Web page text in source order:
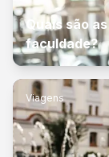
Quais são
faculdade?
Viagens